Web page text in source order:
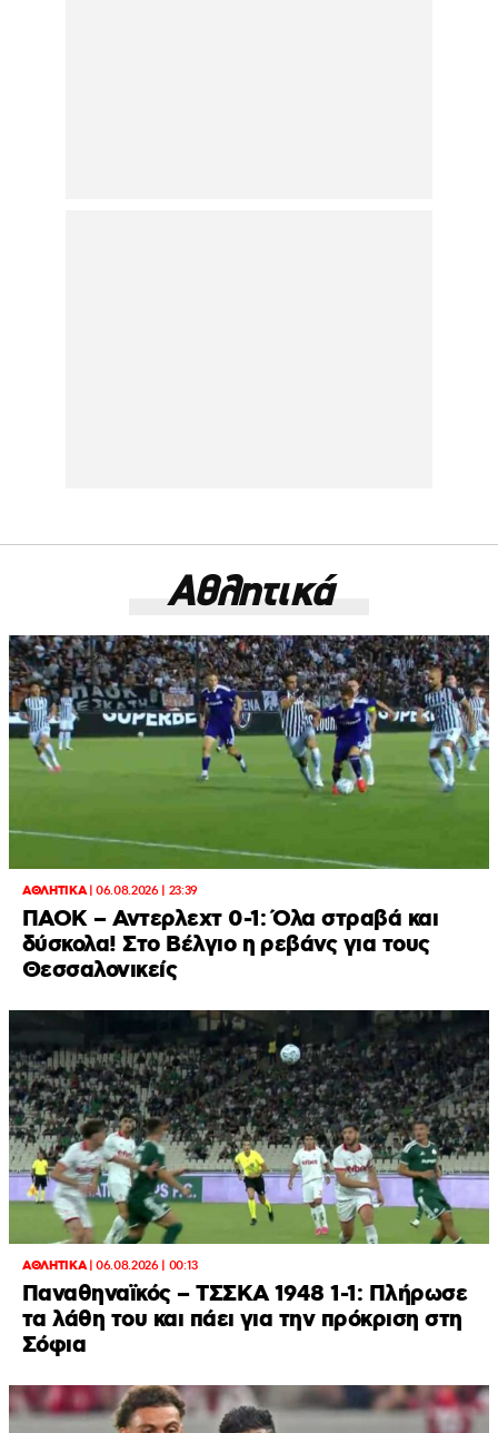
Αθλητικά
ΑΘΛΗΤΙΚΑ|06.08.2026 | 23:39
ΠΑΟΚ – Αντερλεχτ 0-1: Όλα στραβά και
δύσκολα! Στο Βέλγιο η ρεβάνς για τους
Θεσσαλονικείς
ΑΘΛΗΤΙΚΑ|06.08.2026 | 00:13
Παναθηναϊκός – ΤΣΣΚΑ 1948 1-1: Πλήρωσε
τα λάθη του και πάει για την πρόκριση στη
Σόφια